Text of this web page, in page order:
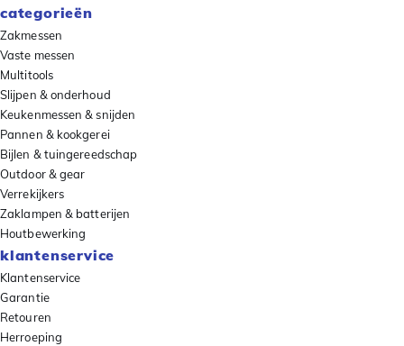
categorieën
Zakmessen
Vaste messen
Multitools
Slijpen & onderhoud
Keukenmessen & snijden
Pannen & kookgerei
Bijlen & tuingereedschap
Outdoor & gear
Verrekijkers
Zaklampen & batterijen
Houtbewerking
klantenservice
Klantenservice
Garantie
Retouren
Herroeping